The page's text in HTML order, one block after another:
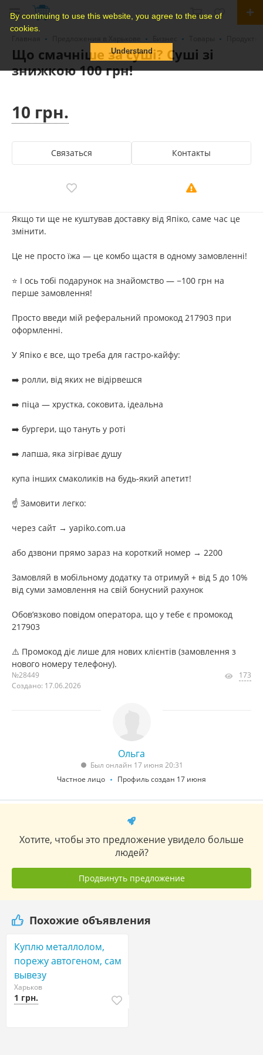
By continuing to use this website, you agree to the use of
cookies.
Understand
Що смачніше за суші? Суші зі
знижкою 100 грн!
10 грн.
Связаться Контакты
Якщо ти ще не куштував доставку від Япіко, саме час це
змінити.
Це не просто їжа — це комбо щастя в одному замовленні!
⭐ І ось тобі подарунок на знайомство — −100 грн на
перше замовлення!
Просто введи мій реферальний промокод 217903 при
оформленні.
У Япіко є все, що треба для гастро-кайфу:
➡️ ролли, від яких не відірвешся
➡️ піца — хрустка, соковита, ідеальна
➡️ бургери, що тануть у роті
➡️ лапша, яка зігріває душу
купа інших смаколиків на будь-який апетит!
☝️ Замовити легко:
через сайт → yapiko.com.ua
або дзвони прямо зараз на короткий номер → 2200
Замовляй в мобільному додатку та отримуй + від 5 до 10%
від суми замовлення на свій бонусний рахунок
Обов’язково повідом оператора, що у тебе є промокод
217903
⚠️ Промокод діє лише для нових клієнтів (замовлення з
нового номеру телефону).
№28449
Создано: 17.06.2026
173
Ольга
Был онлайн 17 июня 20:31
Частное лицо
Профиль создан 17 июня
Хотите, чтобы это предложение увидело больше
людей?
Продвинуть предложение
Похожие объявления
Куплю металлолом,
порежу автогеном, сам
вывезу
Харьков
1 грн.